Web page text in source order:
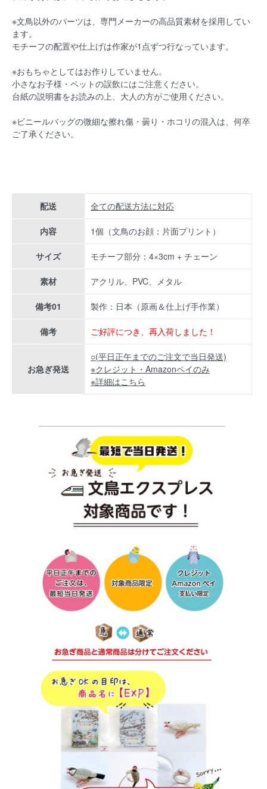
※文鳥以外のパーツは、専門メーカーの高品質素材を採用してい
ます。
モチーフの配置や仕上げは作家が1点ずつ行なっています。
※おもちゃとしてはお作りしていません。
小さなお子様・ペットの誤飲にはご注意ください。
台紙の説明書をお読みの上、大人の方がご使用ください。
※ビニールバッグの微細な擦れ傷・曇り・ホコリの混入は、何卒
ご了承ください。
配送 全ての配送方法に対応
内容 1個（文鳥のお顔：片面プリント）
サイズ モチーフ部分：4×3cm + チェーン
素材 アクリル、PVC、メタル
備考01 製作：日本（原画＆仕上げ手作業）
備考 ご好評につき、再入荷しました！
お急ぎ発送
○(平日正午までのご注文で当日発送)
※クレジット・Amazonペイのみ
※詳細はこちら